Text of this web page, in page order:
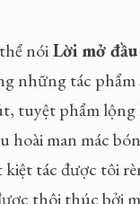
nóiLời mở
những tác
tuyệt phẩm lộng
hoài man mác
kiệt tác được tôi
thôi thúc bởi